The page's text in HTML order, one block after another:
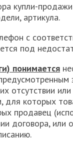
купли-
артикула.
с
под
понимается
отсутствии
которых
продавец
договора, или